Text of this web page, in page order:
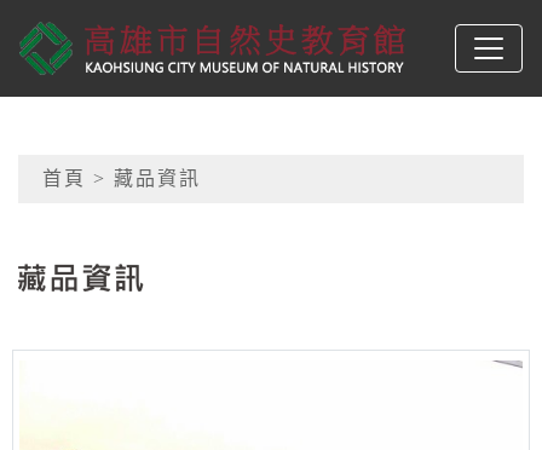
高雄市自然史教育館
網頁導覽
首頁 > 藏品資訊